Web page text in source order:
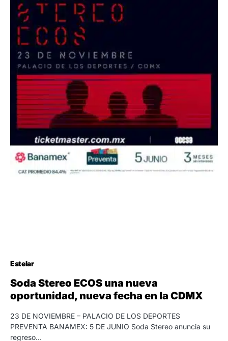
Estelar
Soda Stereo ECOS una nueva
oportunidad, nueva fecha en la CDMX
23 DE NOVIEMBRE – PALACIO DE LOS DEPORTES
PREVENTA BANAMEX: 5 DE JUNIO Soda Stereo anuncia su
regreso…